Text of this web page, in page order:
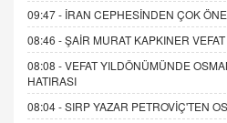
09:47 - İRAN CEPHESİNDEN ÇOK
08:46 -ŞAİR MURAT KAPKINER
08:08 -VEFAT YILDÖNÜMÜNDE
HATIRASI
08:04 -SIRP YAZAR PETROVİÇ'TEN